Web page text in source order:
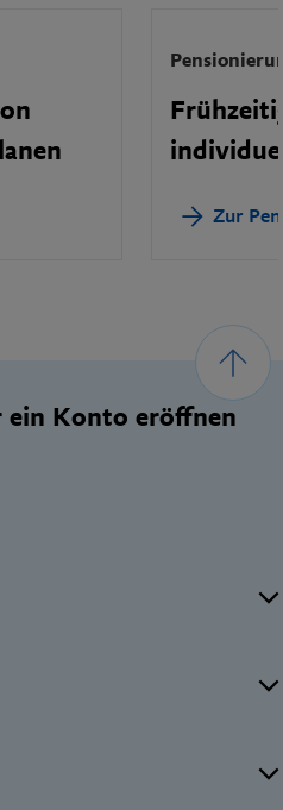
Zur
ein Konto eröffnen